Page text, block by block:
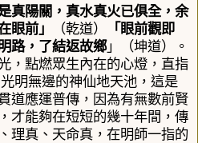
真陽關，真水真火已俱全，余
眼前」
（乾道）
「眼前觀即
路，了結返故鄉」（坤道）。
，點燃眾生內在的心燈，直指
明無邊的神仙地天池，這是
道應運普傳，因為有無數前賢
才能夠在短短的幾十年間，傳
理真、天命真， 在明師一指的